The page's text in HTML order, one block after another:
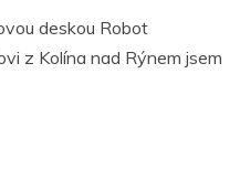
deskou Robot
z Kolína nad Rýnem jsem